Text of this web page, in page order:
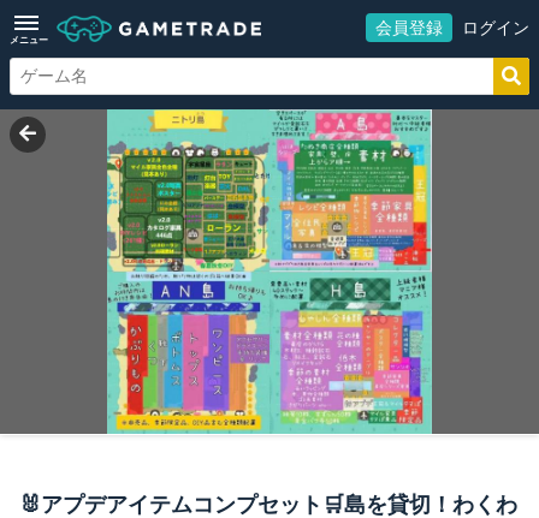
メニュー
会員登録 ログイン
🐰アプデアイテムコンプセット🛒島を貸切！わくわ